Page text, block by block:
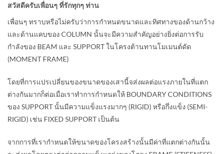
สวัสดีครับเพื่อนๆ ที่รักทุกๆ ท่าน
เพื่อนๆ ทราบหรือไม่ครับว่าการกำหนดขนาดและทิศทางของด้านกว้าง
และด้านแคบของ COLUMN นั้นจะมีความสำคัญอย่างยิ่งต่อการรับ
กำลังของ BEAM และ SUPPORT ในโครงต้านทานโมเมนต์ดัด
(MOMENT FRAME)
โดยที่การแปรเปลี่ยนของขนาดของเสานี้จส่งผลต่อแรงภายในที่แตก
ต่างกันมากก็ต่อเมื่อเราทำการกำหนดให้ BOUNDARY CONDITIONS
ของ SUPPORT นั้นมีความแข็งแรงมากๆ (RIGID) หรือกึ่งแข็ง (SEMI-
RIGID) เช่น FIXED SUPPORT เป็นต้น
จากการที่เรากำหนดให้ขนาดของโครงสร้างนั้นมีค่าที่แตกต่างกันนั้น